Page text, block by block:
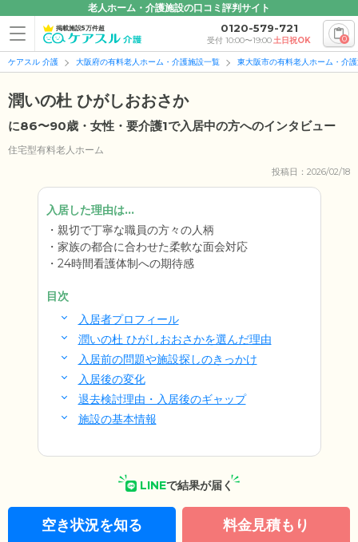
老人ホーム・介護施設の口コミ評判サイト
掲載施設5万件超 0120-579-721
受付 10:00〜19:00土日祝OK 0
ケアスル 介護 大阪府の有料老人ホーム・介護施設一覧 東大阪市の有料老人ホーム・介
潤いの杜 ひがしおおさか
に86〜90歳・女性・要介護1で入居中の方へのインタビュー
住宅型有料老人ホーム
投稿日：2026/02/18
入居した理由は...
親切で丁寧な職員の方々の人柄
家族の都合に合わせた柔軟な面会対応
24時間看護体制への期待感
目次
入居者プロフィール
潤いの杜 ひがしおおさかを選んだ理由
入居前の問題や施設探しのきっかけ
入居後の変化
退去検討理由・入居後のギャップ
施設の基本情報
LINEで結果が届く
空き状況を知る 料金見積もり